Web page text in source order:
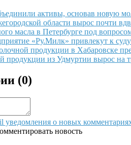
активы, основав новую
области вырос почти
масла в Петербурге под
«Ру.Милк» привлекут к
продукции в Хабаровске
продукции из Удмуртии вырос на
(0)
уведомления о новых
новость